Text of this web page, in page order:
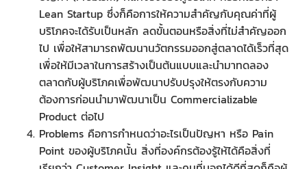
Lean Startup ซึ่งก็คือการให้ความสำคัญกับคุณค่าที่ผู้
บริโภคจะได้รับเป็นหลัก ลดขั้นตอนหรือสิ่งที่ไม่สำคัญออก
ไป เพื่อให้สามารถพัฒนานวัตกรรมออกสู่ตลาดได้เร็วที่สุด
เพื่อให้มีเวลาในการสร้างเป็นต้นแบบและนำมาทดลอง
ตลาดกับผู้บริโภคเพื่อพัฒนาปรับปรุงให้ตรงกับความ
ต้องการก่อนนำมาพัฒนาเป็น Commercializable
Product ต่อไป
Problems คือการกำหนดว่าอะไรเป็นปัญหา หรือ Pain
Point ของผู้บริโภคนั้น สิ่งที่องค์กรต้องรู้ให้ได้คือสิ่งที่